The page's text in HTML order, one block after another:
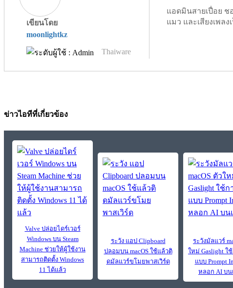
เขียนโดย
moonlightkz
Thaiware
แอดมินสายเปื่อย ช
แมว และเสียงเพลง
ข่าวไอทีที่เกี่ยวข้อง
Valve ปล่อยไดร์เวอร์
Windows บน Steam
Machine ช่วยให้ผู้ใช้งาน
สามารถติดตั้ง Windows
11 ได้แล้ว
ระวัง แอป Clipboard
ปลอมบน macOS ใช้แล้วติ
ดมัลแวร์ขโมยพาสเวิร์ด
ระวังมัลแวร์
ใหม่ Gaslight ใ
แบบ Prompt
หลอก AI บน